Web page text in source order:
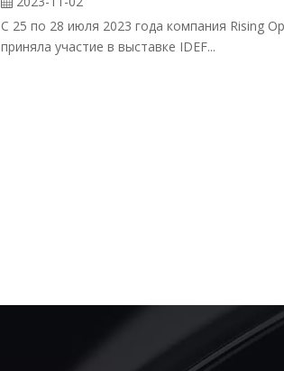
С 25 по 28 июля 2023 года компания Rising
приняла участие в выставке IDEF...